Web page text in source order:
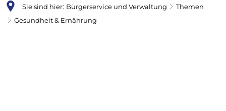
Sie sind hier: Bürgerservice und Verwaltung
Themen
Gesundheit & Ernährung